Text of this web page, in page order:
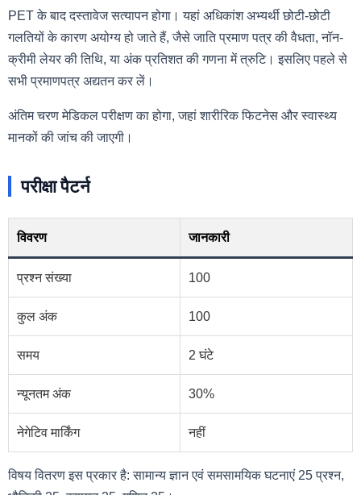
PET के बाद दस्तावेज सत्यापन होगा। यहां अधिकांश अभ्यर्थी छोटी-छोटी
गलतियों के कारण अयोग्य हो जाते हैं, जैसे जाति प्रमाण पत्र की वैधता, नॉन-
क्रीमी लेयर की तिथि, या अंक प्रतिशत की गणना में त्रुटि। इसलिए पहले से
सभी प्रमाणपत्र अद्यतन कर लें।
अंतिम चरण मेडिकल परीक्षण का होगा, जहां शारीरिक फिटनेस और स्वास्थ्य
मानकों की जांच की जाएगी।
परीक्षा पैटर्न
विवरण जानकारी
प्रश्न संख्या 100
कुल अंक 100
समय 2 घंटे
न्यूनतम अंक 30%
नेगेटिव मार्किंग नहीं
विषय वितरण इस प्रकार है: सामान्य ज्ञान एवं समसामयिक घटनाएं 25 प्रश्न,